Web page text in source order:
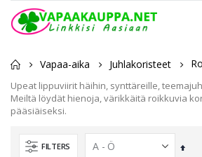
Vapaa-aika Juhlakoristeet
Upeat lippuviirit häihin, synttäreille,
Meiltä löydät hienoja, värikkäitä roikkuvia
pääsiäiseksi.
FILTERS